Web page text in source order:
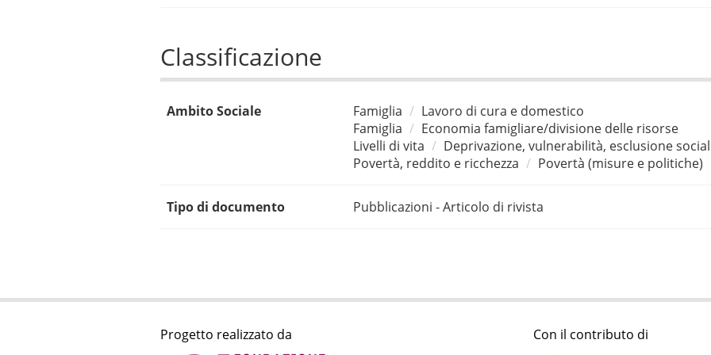
Classificazione
Ambito Sociale Famiglia
Lavoro di cura e domestico
Famiglia
Economia famigliare/divisione delle risorse
Livelli di vita
Deprivazione, vulnerabilità, esclusione
Povertà, reddito e ricchezza
Povertà (misure e politiche)
Tipo di documento Pubblicazioni - Articolo di rivista
Progetto realizzato da Con il contributo di